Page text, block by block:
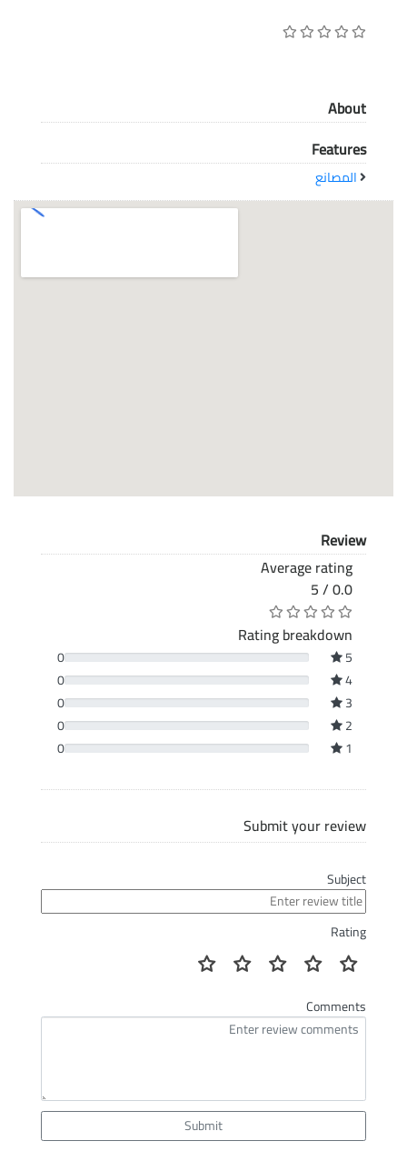
معاً نحو خلق مجتمع مبدع في عالم الأزياء
About
Features
المصانع
Review
Average rating
0.0 / 5
Rating breakdown
5
0
4
0
3
0
2
0
1
0
Submit your review
Subject
Rating
Comments
Submit